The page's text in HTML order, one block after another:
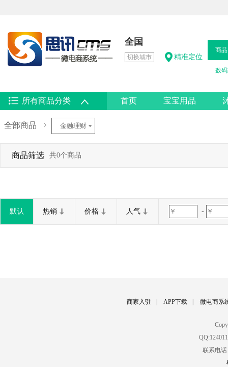
全国
切换城市 精准定位
商品
数
所有商品分类 首页 宝宝用品
全部商品 金融理财
商品筛选 共0个商品
默认 热销 价格 人气 -
商家入驻 APP下载 微电商系
联系电话